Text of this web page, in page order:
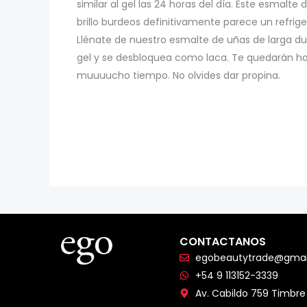
similar al gel las 24 horas del día. Este esmalte
brillo burdeos definitivamente parece un
Llénate de nuestro esmalte de uñas de larga
gel y se desbloquea como laca. Te quedarán
muuuucho tiempo. No olvides dar propina.
CONTACTANOS
+54 9 113152-3339
Av. Cabildo 759 Timbre